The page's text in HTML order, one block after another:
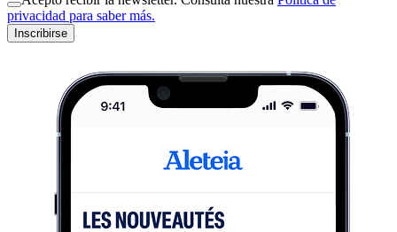
privacidad para saber más.
Inscribirse